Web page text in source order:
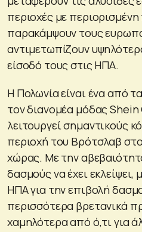
περιοχές με
παρακάμψουν τους
αντιμετωπίζουν
είσοδό τους στις ΗΠΑ.
Η Πολωνία είναι ένα από
τον διανομέα μόδας
λειτουργεί σημαντικούς
περιοχή του Βρότσλαβ
χώρας. Με την
δασμούς να έχει
ΗΠΑ για την επιβολή
περισσότερα βρετανικά
χαμηλότερα από ό,τι για